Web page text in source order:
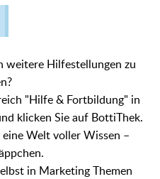
weitere Hilfestellungen zu
"Hilfe & Fortbildung" in
klicken Sie auf BottiThek.
Welt voller Wissen –
in Marketing Themen